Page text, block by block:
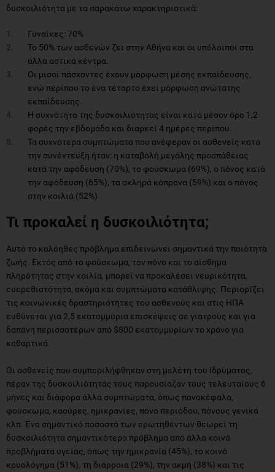
δυσκοιλιότητα με τα παρακάτω χαρακτηριστικά:
Γυναίκες: 70%
Το 50% των ασθενών ζει στην Αθήνα και οι υπόλοιποι στα
άλλα αστικά κέντρα.
Οι μισοί πάσχοντες έχουν μόρφωση μέσης εκπαίδευσης,
ενώ περίπου το ένα τέταρτο έχει μόρφωση ανώτατης
εκπαίδευσης.
Η συχνότητα της δυσκοιλιότητας είναι κατά μέσον όρο 1,2
φορές την εβδομάδα και διαρκεί 4 ημέρες περίπου.
Τα συχνότερα συμπτώματα που ανέφεραν οι ασθενείς κατά
την συνέντευξη ήταν: η καταβολή μεγάλης προσπάθειας
κατά την αφόδευση (70%), το φούσκωμα (69%), ο πόνος κατά
την αφόδευση (65%), τα σκληρά κόπρανα (59%) και ο πόνος
στην κοιλιά (52%)
Τι προκαλεί η δυσκοιλιότητα;
Αυτό το καλόηθες πρόβλημα επιδεινώνει σημαντικά την ποιότητα
ζωής. Εκτός από το φούσκωμα, τον πόνο και το αίσθημα
πληρότητας στην κοιλία, μπορεί να προκαλέσει νευρικότητα,
ευερεθιστότητα, ακόμα και συμπτώματα κατάθλιψης. Περιορίζει
τις κοινωνικές δραστηριότητες του ασθενούς και στις ΗΠΑ
ευθύνεται για 2,5 εκατομμύρια επισκέψεις σε γιατρούς και για
δαπάνη περισσοτέρων από $800 εκατομμυρίων το χρόνο για
καθαρτικά.
Οι ασθενείς που συμπεριλήφθηκαν στη μελέτη του Ιδρύματος,
πέραν της δυσκοιλιότητάς τους παρουσίαζαν τους τελευταίους 6
μήνες και διάφορα άλλα συμπτώματα, όπως πονοκέφαλο,
φούσκωμα, καούρες, ημικρανίες, πόνο περιόδου, πόνους γενικά
κλπ. Ένα σημαντικό ποσοστό των ερωτηθέντων θεωρεί τη
δυσκοιλιότητα σημαντικότερο πρόβλημα από άλλα κοινά
προβλήματα υγείας, όπως την ημικρανία (45%), το κοινό
κρυολόγημα (51%), τη διάρροια (29%), την ακμή (38%) και τις